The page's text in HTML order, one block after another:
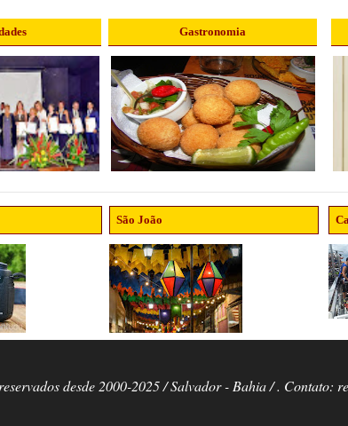
Gastronomia
São João
desde 2000-2025 / Salvador - Bahia / . Contato: